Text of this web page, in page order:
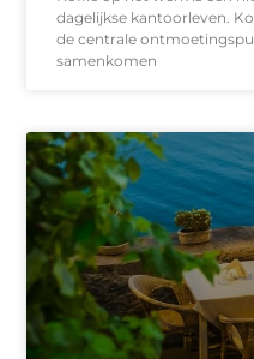
dagelijkse kantoorleven.
de centrale
samenkomen